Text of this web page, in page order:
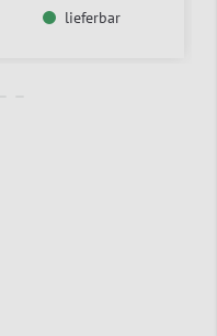
lieferbar